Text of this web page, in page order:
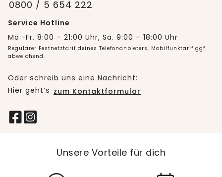
0800 / 5 654 222
Service Hotline
Mo.-Fr. 8:00 – 21:00 Uhr, Sa. 9:00 – 18:00 Uhr
Regulärer Festnetztarif deines Telefonanbieters, Mobilfunktarif ggf.
abweichend.
Oder schreib uns eine Nachricht:
Hier geht’s zum Kontaktformular
Unsere Vorteile für dich